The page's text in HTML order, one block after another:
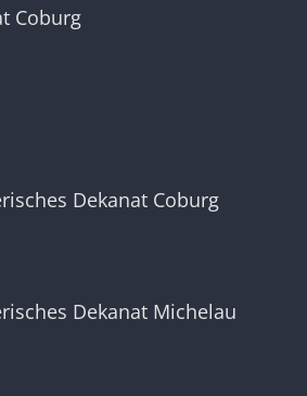
Coburg
Dekanat Coburg
Dekanat Michelau